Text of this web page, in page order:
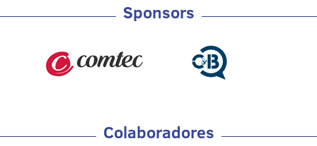
Sponsors
Colaboradores